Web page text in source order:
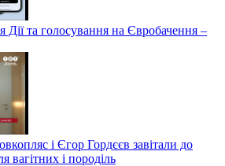
Дії та голосування на Євробачення –
і Єгор Гордєєв завітали до
вагітних і породіль